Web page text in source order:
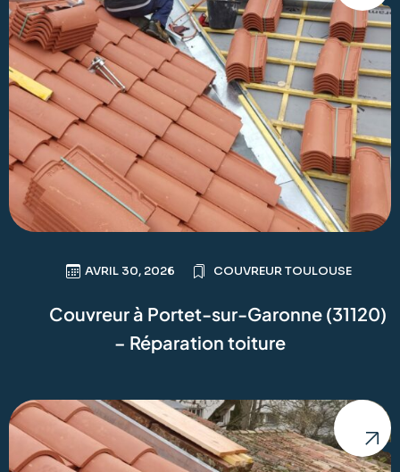
AVRIL 30, 2026 COUVREUR TOULOUSE
Couvreur à Portet-sur-Garonne (31120)
– Réparation toiture